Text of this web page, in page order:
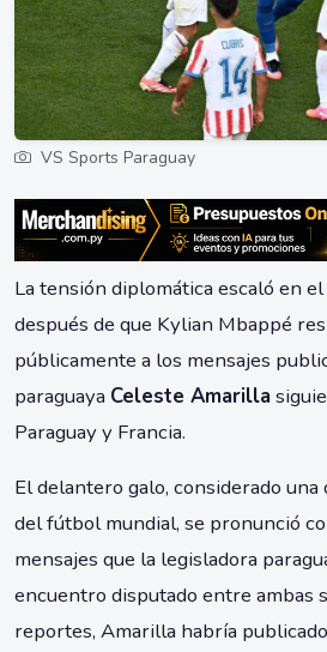
VS Sports Paraguay
La tensión diplomática escaló en
después de que Kylian Mbappé
públicamente a los mensajes
paraguaya Celeste Amarilla
Paraguay y Francia.
El delantero galo, considerado una
del fútbol mundial, se pronunció
mensajes que la legisladora
encuentro disputado entre ambas
reportes, Amarilla habría